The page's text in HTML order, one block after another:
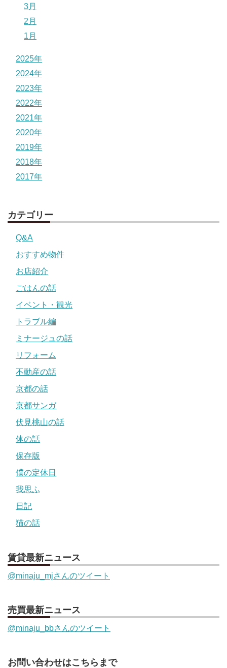
3月
2月
1月
2025年
2024年
2023年
2022年
2021年
2020年
2019年
2018年
2017年
カテゴリー
Q&A
おすすめ物件
お店紹介
ごはんの話
イベント・観光
トラブル編
ミナージュの話
リフォーム
不動産の話
京都の話
京都サンガ
伏見桃山の話
体の話
保存版
僕の定休日
我思ふ
日記
猫の話
賃貸最新ニュース
@minaju_mjさんのツイート
売買最新ニュース
@minaju_bbさんのツイート
お問い合わせはこちらまで